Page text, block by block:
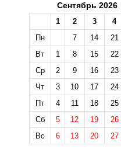
Сентябрь 2026
1 2 3 4
Пн
7 14 21
Вт
1 8 15 22
Ср
2 9 16 23
Чт
3 10 17
24
Пт
4 11 18
25
Сб
5 12 19
26
Вс
6 13 20 27